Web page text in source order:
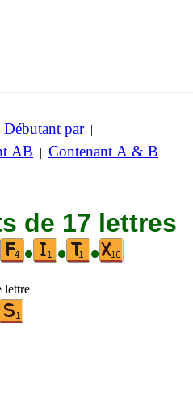
Débutant par|
AB | Contenant A & B |
de 17 lettres
• • •
lettre